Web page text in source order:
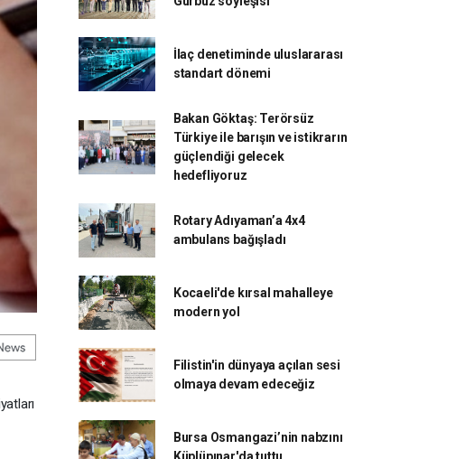
İlaç denetiminde uluslararası
standart dönemi
Bakan Göktaş: Terörsüz
Türkiye ile barışın ve istikrarın
güçlendiği gelecek
hedefliyoruz
Rotary Adıyaman’a 4x4
ambulans bağışladı
Kocaeli'de kırsal mahalleye
modern yol
Filistin'in dünyaya açılan sesi
olmaya devam edeceğiz
Bursa Osmangazi’nin nabzını